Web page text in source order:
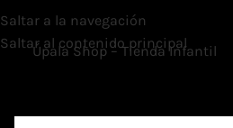
Saltar a la navegación
Saltar al contenido principal
Úpala Shop – Tienda Infantil